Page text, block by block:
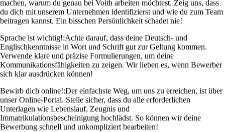
machen, warum du genau bei Voith arbeiten möchtest. Zeig uns, dass
du dich mit unserem Unternehmen identifizierst und wie du zum Team
beitragen kannst. Ein bisschen Persönlichkeit schadet nie!
Sprache ist wichtig!:Achte darauf, dass deine Deutsch- und
Englischkenntnisse in Wort und Schrift gut zur Geltung kommen.
Verwende klare und präzise Formulierungen, um deine
Kommunikationsfähigkeiten zu zeigen. Wir lieben es, wenn Bewerber
sich klar ausdrücken können!
Bewirb dich online!:Der einfachste Weg, um uns zu erreichen, ist über
unser Online-Portal. Stelle sicher, dass du alle erforderlichen
Unterlagen wie Lebenslauf, Zeugnis und
Immatrikulationsbescheinigung hochlädst. So können wir deine
Bewerbung schnell und unkompliziert bearbeiten!